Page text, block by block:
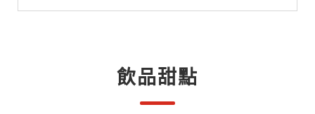
飲品甜點